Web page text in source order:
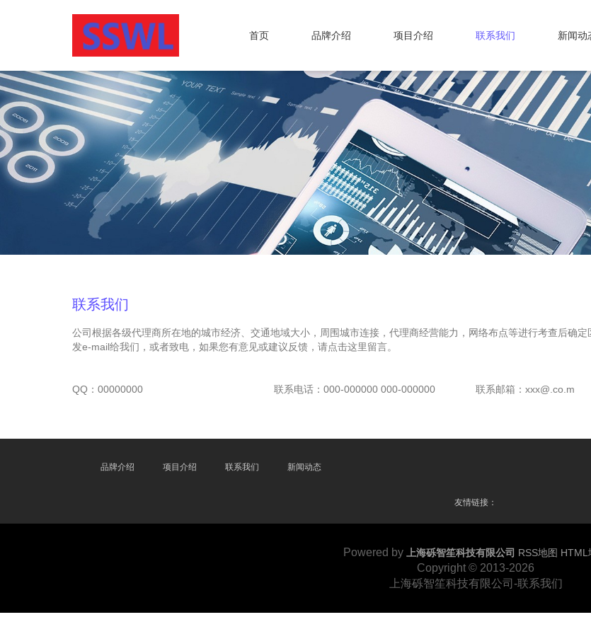
首页 品牌介绍 项目介绍 联系我们 新闻动
联系我们
公司根据各级代理商所在地的城市经济、交通地域大小，周围城市连接，代理商经营能力，网络布点等进行考查后确
发e-mail给我们，或者致电，如果您有意见或建议反馈，请点击这里留言。
QQ：00000000 联系电话：000-000000 000-000000 联系邮箱：xxx@.co.m
品牌介绍 项目介绍 联系我们 新闻动态
友情链接：
Powered by 上海砾智笙科技有限公司 RSS地图 HTML
Copyright © 2013-2026
上海砾智笙科技有限公司-联系我们